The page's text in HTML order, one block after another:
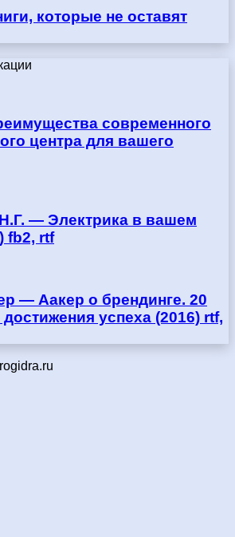
которые не оставят
современного
центра для вашего
— Электрика в вашем
fb2, rtf
— Аакер о брендинге. 20
успеха (2016) rtf,